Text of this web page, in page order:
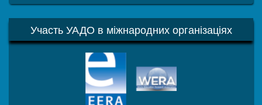
Участь УАДО в міжнародних організаціях